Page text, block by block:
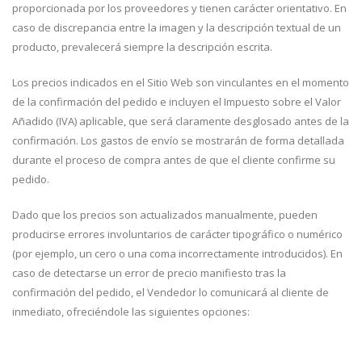
proporcionada por los proveedores y tienen carácter orientativo. En
caso de discrepancia entre la imagen y la descripción textual de un
producto, prevalecerá siempre la descripción escrita.
Los precios indicados en el Sitio Web son vinculantes en el momento
de la confirmación del pedido e incluyen el Impuesto sobre el Valor
Añadido (IVA) aplicable, que será claramente desglosado antes de la
confirmación. Los gastos de envío se mostrarán de forma detallada
durante el proceso de compra antes de que el cliente confirme su
pedido.
Dado que los precios son actualizados manualmente, pueden
producirse errores involuntarios de carácter tipográfico o numérico
(por ejemplo, un cero o una coma incorrectamente introducidos). En
caso de detectarse un error de precio manifiesto tras la
confirmación del pedido, el Vendedor lo comunicará al cliente de
inmediato, ofreciéndole las siguientes opciones: